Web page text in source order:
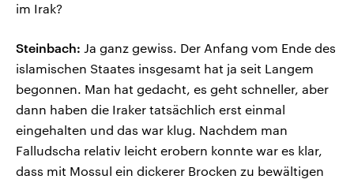
im Irak?
Steinbach: Ja ganz gewiss. Der Anfang vom Ende des
islamischen Staates insgesamt hat ja seit Langem
begonnen. Man hat gedacht, es geht schneller, aber
dann haben die Iraker tatsächlich erst einmal
eingehalten und das war klug. Nachdem man
Falludscha relativ leicht erobern konnte war es klar,
dass mit Mossul ein dickerer Brocken zu bewältigen